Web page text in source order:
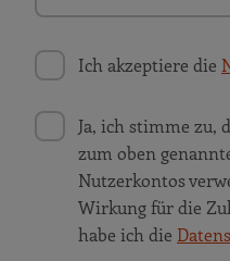
Ich akzeptiere die
Ja, ich stimme zu,
zum oben
Nutzerkontos
Wirkung für die
habe ich die